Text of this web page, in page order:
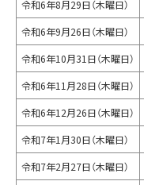
令和6年8月29日（木曜日）
令和6年9月26日（木曜日）
令和6年10月31日（木曜日）
令和6年11月28日（木曜日）
令和6年12月26日（木曜日）
令和7年1月30日（木曜日）
令和7年2月27日（木曜日）